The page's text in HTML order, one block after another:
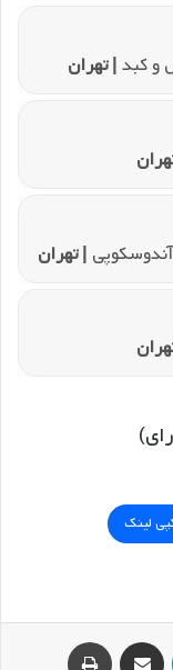
و کبد| تهران
| تهران
لینک
تلگرام اشتراک گذاری با ایمیل